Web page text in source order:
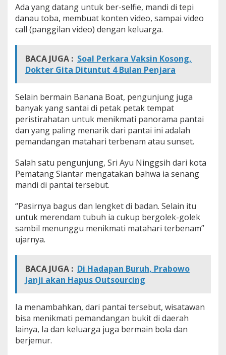
t
e
n
b
a
R
m
a
i
W
i
s
a
w
a
P
a
d
a
T
a
h
B
a
r
Ada yang datang untuk ber-selfie, mandi di tepi
danau toba, membuat konten video, sampai video
call (panggilan video) dengan keluarga.
BACA JUGA : Soal Perkara Vaksin Kosong,
Dokter Gita Dituntut 4 Bulan Penjara
Selain bermain Banana Boat, pengunjung juga
banyak yang santai di petak petak tempat
peristirahatan untuk menikmati panorama pantai
dan yang paling menarik dari pantai ini adalah
pemandangan matahari terbenam atau sunset.
Salah satu pengunjung, Sri Ayu Ninggsih dari kota
Pematang Siantar mengatakan bahwa ia senang
mandi di pantai tersebut.
“Pasirnya bagus dan lengket di badan. Selain itu
untuk merendam tubuh ia cukup bergolek-golek
sambil menunggu menikmati matahari terbenam”
ujarnya.
BACA JUGA : Di Hadapan Buruh, Prabowo
Janji akan Hapus Outsourcing
Ia menambahkan, dari pantai tersebut, wisatawan
bisa menikmati pemandangan bukit di daerah
lainya, Ia dan keluarga juga bermain bola dan
berjemur.